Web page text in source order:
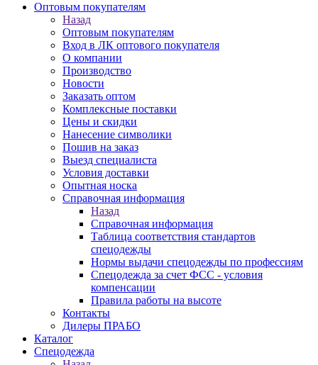
Оптовым покупателям
Назад
Оптовым покупателям
Вход в ЛК оптового покупателя
О компании
Производство
Новости
Заказать оптом
Комплексные поставки
Цены и скидки
Нанесение символики
Пошив на заказ
Выезд специалиста
Условия доставки
Опытная носка
Справочная информация
Назад
Справочная информация
Таблица соответствия стандартов
спецодежды
Нормы выдачи спецодежды по профессиям
Спецодежда за счет ФСС - условия
компенсации
Правила работы на высоте
Контакты
Дилеры ПРАБО
Каталог
Спецодежда